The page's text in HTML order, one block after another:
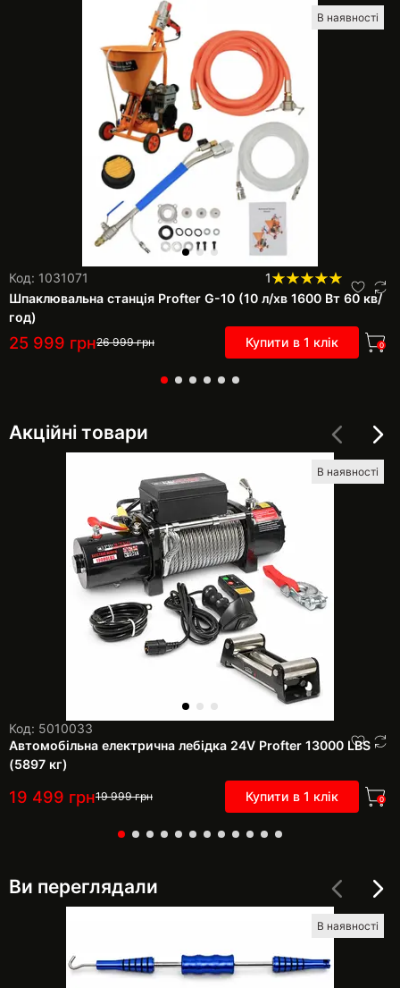
В наявності
Код: 1031071
1
Шпаклювальна станція Profter G-10 (10 л/хв 1600 Вт 60 кв/
год)
25 999 грн26 999грн Купити в 1 клік 0
Акційні товари
В наявності
Код: 5010033
Автомобільна електрична лебідка 24V Profter 13000 LBS
(5897 кг)
19 499 грн19 999грн Купити в 1 клік 0
Ви переглядали
В наявності